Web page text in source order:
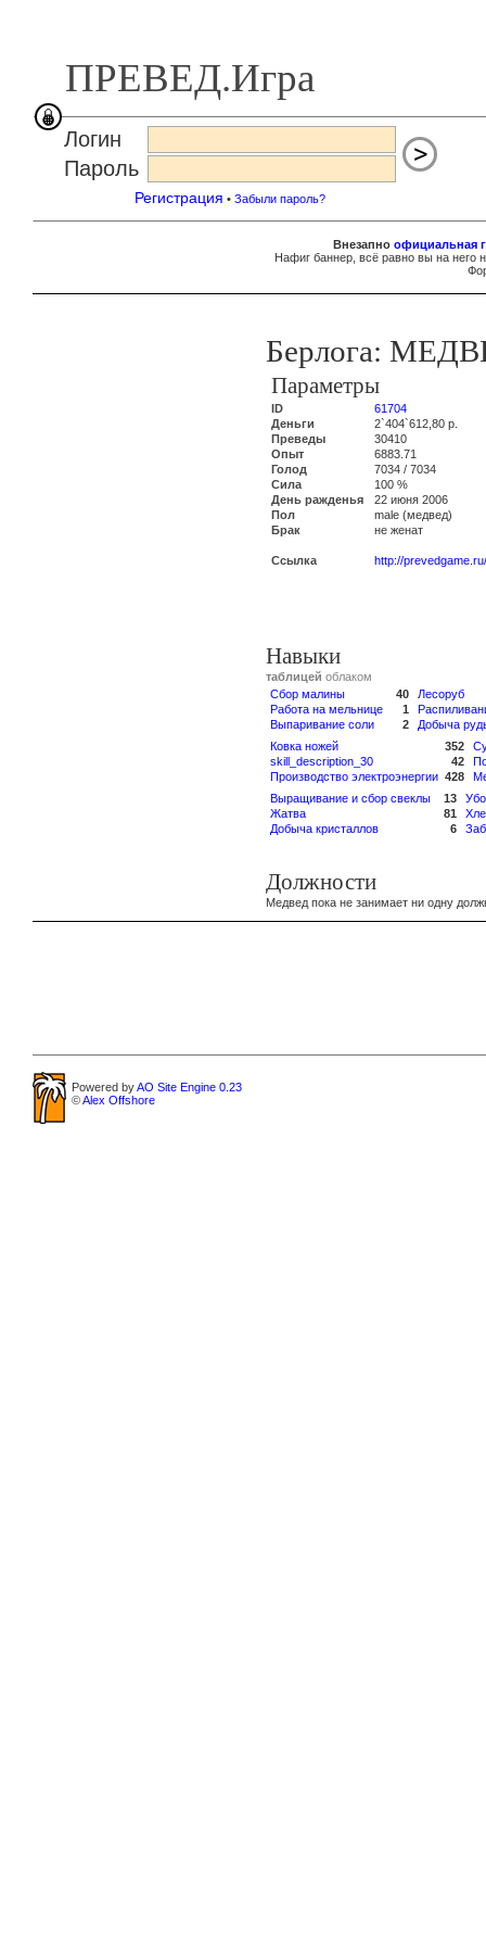
ПРЕВЕД.Игра
Логин
Пароль
Регистрация • Забыли пароль?
Внезапно официальная
Нафиг баннер, всё равно вы на
Берлога:
Параметры
ID
61704
Деньги
2`404`612,80 р.
Преведы
30410
Опыт
6883.71
Голод
7034 / 7034
Сила
100 %
День ражденья
22 июня 2006
Пол
male (медвед)
Брак
не женат
Ссылка http://
Навыки
таблицей облаком
Сбор малины
40
Работа на мельнице
1
Выпаривание соли
2
Лесоруб
Добыча
Ковка ножей
352
skill_description_30
42
Производство электроэнергии 428
Выращивание и сбор свеклы
13
Жатва
81
Добыча кристаллов
6
Должности
Медвед пока не занимает ни одну
Powered byAO Site Engine 0.23
©Alex Offshore